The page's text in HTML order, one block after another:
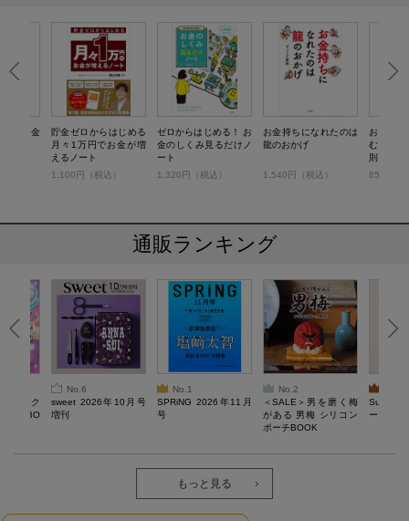
なお金
貯金ゼロからはじめる
月々1万円でお金が増
えるノート
1,100円（税込）
ゼロからはじめる！ お
金のしくみ見るだけノ
ート
1,320円（税込）
お金持ちになれたのは
龍のおかげ
1,540円（税込）
お金と
む！ 「
則」プレ
858円（
通販ランキング
るスク
ぷにBO
No.6
sweet 2026年10月号
増刊
No.1
SPRiNG 2026年11月
号
No.2
＜SALE＞男を磨く梅
がある 男梅 シリコン
ポーチBOOK
ーツチャ
もっと見る